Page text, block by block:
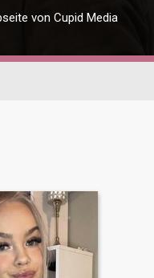
von Cupid Media